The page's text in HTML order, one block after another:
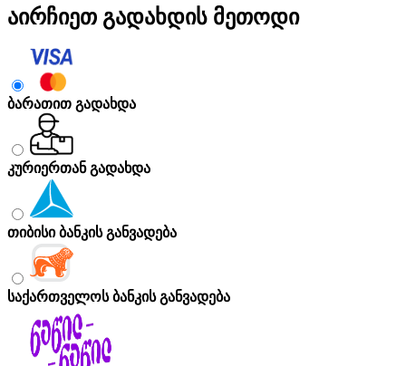
აირჩიეთ გადახდის მეთოდი
ბარათით გადახდა
კურიერთან გადახდა
თიბისი ბანკის განვადება
საქართველოს ბანკის განვადება